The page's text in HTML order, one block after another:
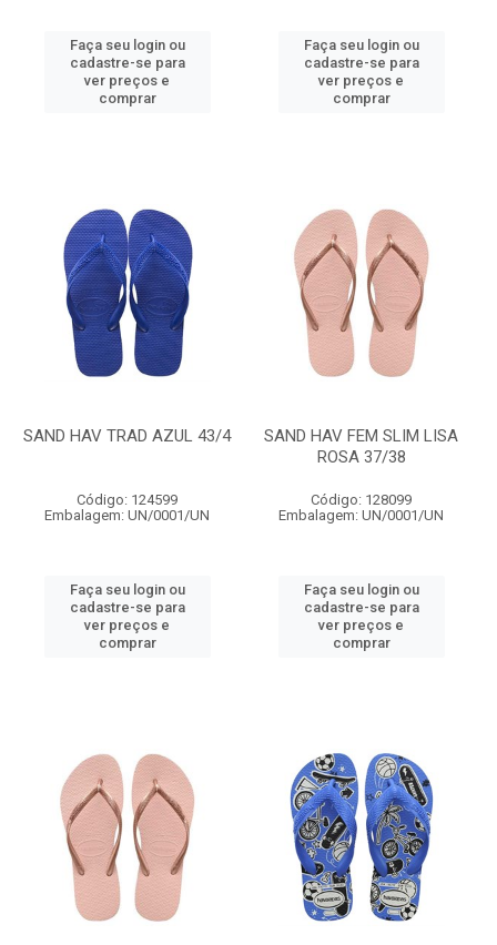
Faça seu login ou
cadastre-se para
ver preços e
comprar
Faça seu login ou
cadastre-se para
ver preços e
comprar
SAND HAV TRAD AZUL 43/4
Código: 124599
Embalagem: UN/0001/UN
Faça seu login ou
cadastre-se para
ver preços e
comprar
SAND HAV FEM SLIM LISA
ROSA 37/38
Código: 128099
Embalagem: UN/0001/UN
Faça seu login ou
cadastre-se para
ver preços e
comprar